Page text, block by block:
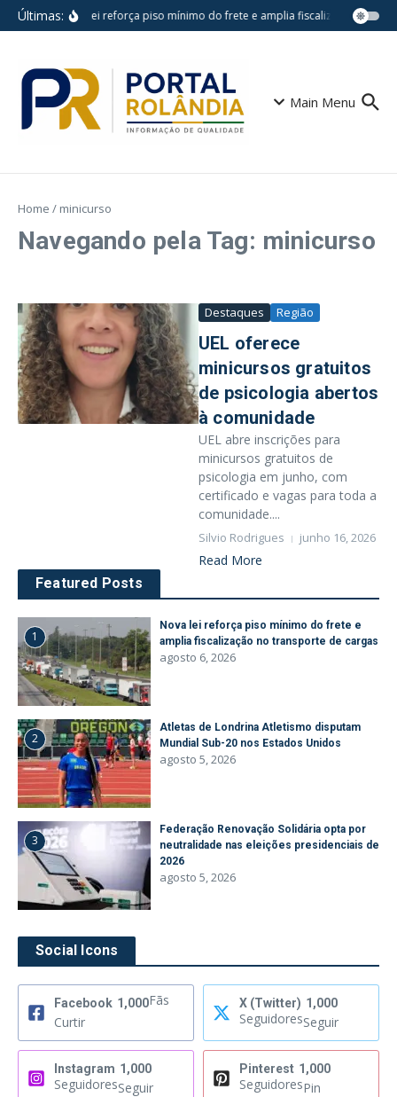
Ir para o conteúdo
Últimas:Nova lei reforça piso mínimo do frete e amplia fiscalização no
Main Menu
Home / minicurso
Navegando pela Tag: minicurso
Destaques Região
UEL oferece
minicursos gratuitos
de psicologia abertos
à comunidade
UEL abre inscrições para
minicursos gratuitos de
psicologia em junho, com
certificado e vagas para toda a
comunidade....
Silvio Rodrigues junho 16, 2026
Read More
Featured Posts
1
Nova lei reforça piso mínimo do frete e
amplia fiscalização no transporte de cargas
agosto 6, 2026
2
Atletas de Londrina Atletismo disputam
Mundial Sub-20 nos Estados Unidos
agosto 5, 2026
3
Federação Renovação Solidária opta por
neutralidade nas eleições presidenciais de
2026
agosto 5, 2026
Social Icons
Facebook 1,000Fãs
Curtir
X (Twitter) 1,000
SeguidoresSeguir
Instagram 1,000
SeguidoresSeguir
Pinterest 1,000
SeguidoresPin